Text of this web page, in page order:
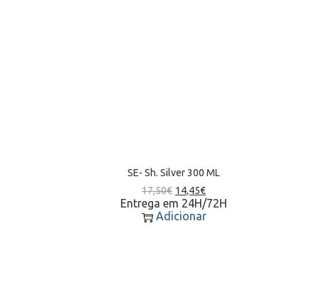
SE- Sh. Silver 300 ML
17,50€ 14,45€
Entrega em 24H/72H
Adicionar